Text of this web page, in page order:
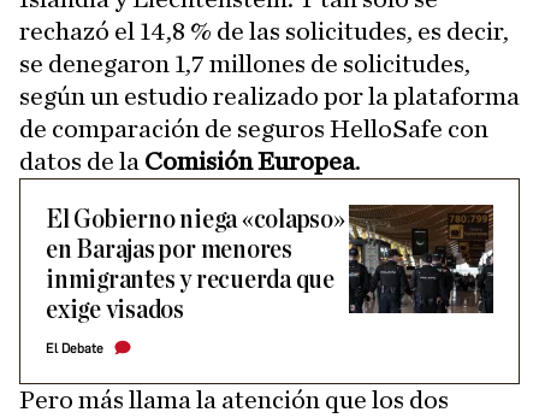
rechazó el 14,8 % de las solicitudes, es decir,
se denegaron 1,7 millones de solicitudes,
según un estudio realizado por la plataforma
de comparación de seguros HelloSafe con
datos de la Comisión Europea.
El Gobierno niega «colapso»
en Barajas por menores
inmigrantes y recuerda que
exige visados
El Debate
Pero más llama la atención que los dos